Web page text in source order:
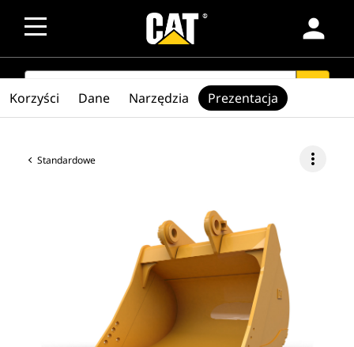
person
SEARCH
Standardowe more_vert
Korzyści Dane Narzędzia Prezentacja